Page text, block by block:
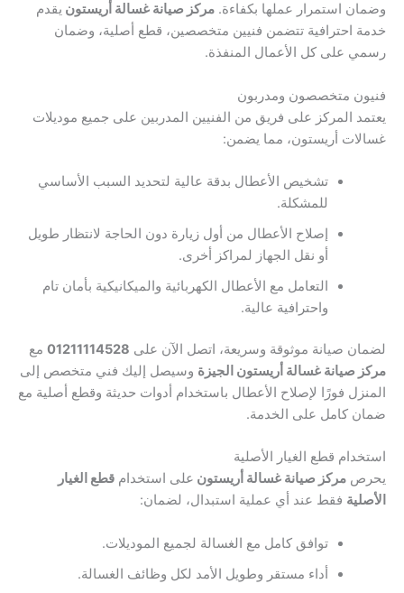
وضمان استمرار عملها بكفاءة. مركز صيانة غسالة أريستون يقدم
خدمة احترافية تتضمن فنيين متخصصين، قطع أصلية، وضمان
رسمي على كل الأعمال المنفذة.
فنيون متخصصون ومدربون
يعتمد المركز على فريق من الفنيين المدربين على جميع موديلات
غسالات أريستون، مما يضمن:
تشخيص الأعطال بدقة عالية لتحديد السبب الأساسي
للمشكلة.
إصلاح الأعطال من أول زيارة دون الحاجة لانتظار طويل
أو نقل الجهاز لمراكز أخرى.
التعامل مع الأعطال الكهربائية والميكانيكية بأمان تام
واحترافية عالية.
لضمان صيانة موثوقة وسريعة، اتصل الآن على 01211114528 مع
مركز صيانة غسالة أريستون الجيزة وسيصل إليك فني متخصص إلى
المنزل فورًا لإصلاح الأعطال باستخدام أدوات حديثة وقطع أصلية مع
ضمان كامل على الخدمة.
استخدام قطع الغيار الأصلية
يحرص مركز صيانة غسالة أريستون على استخدام قطع الغيار
الأصلية فقط عند أي عملية استبدال، لضمان:
توافق كامل مع الغسالة لجميع الموديلات.
أداء مستقر وطويل الأمد لكل وظائف الغسالة.